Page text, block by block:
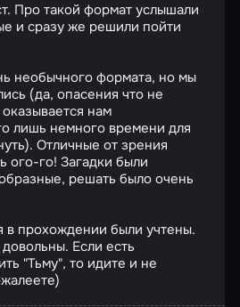
Про такой формат услышали
и сразу же решили пойти
необычного формата, но мы
(да, опасения что не
нам
лишь немного времени для
Отличные от зрения
ого-го! Загадки были
решать было очень
прохождении были учтены.
Если есть
"Тьму", то идите и не